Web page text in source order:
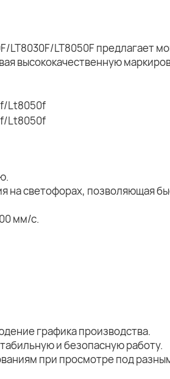
LT8030F/LT8050F предлагает
высококачественную
на светофорах, позволяющая
мм/с.
графика производства.
и безопасную работу.
при просмотре под